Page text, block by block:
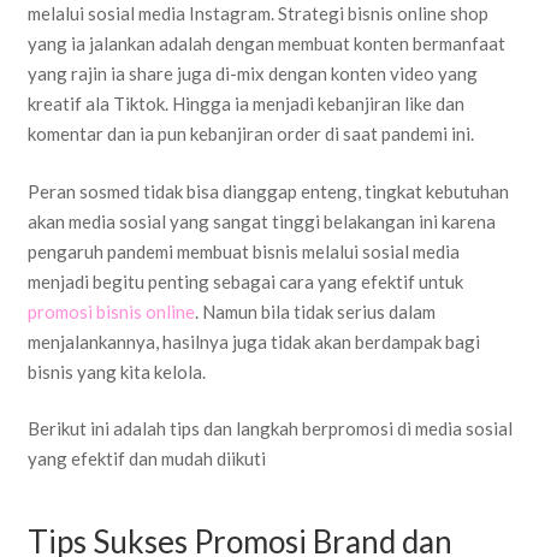
melalui sosial media Instagram. Strategi bisnis online shop
yang ia jalankan adalah dengan membuat konten bermanfaat
yang rajin ia share juga di-mix dengan konten video yang
kreatif ala Tiktok. Hingga ia menjadi kebanjiran like dan
komentar dan ia pun kebanjiran order di saat pandemi ini.
Peran sosmed tidak bisa dianggap enteng, tingkat kebutuhan
akan media sosial yang sangat tinggi belakangan ini karena
pengaruh pandemi membuat bisnis melalui sosial media
menjadi begitu penting sebagai cara yang efektif untuk
promosi bisnis online. Namun bila tidak serius dalam
menjalankannya, hasilnya juga tidak akan berdampak bagi
bisnis yang kita kelola.
Berikut ini adalah tips dan langkah berpromosi di media sosial
yang efektif dan mudah diikuti
Tips Sukses Promosi Brand dan